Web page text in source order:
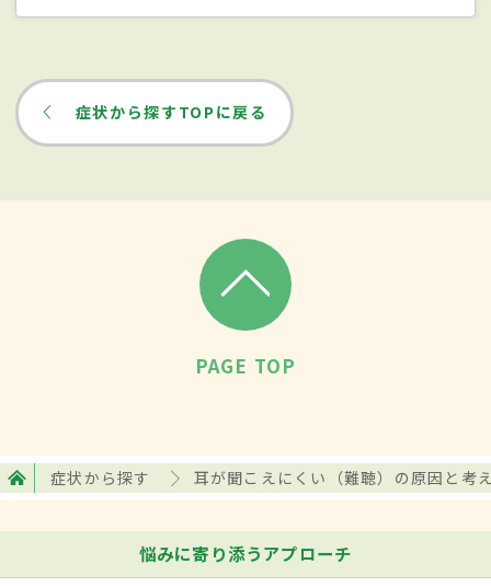
症状から探すTOPに戻る
PAGE TOP
症状から探す 耳が聞こえにくい（難聴）の原因と考
悩みに寄り添うアプローチ